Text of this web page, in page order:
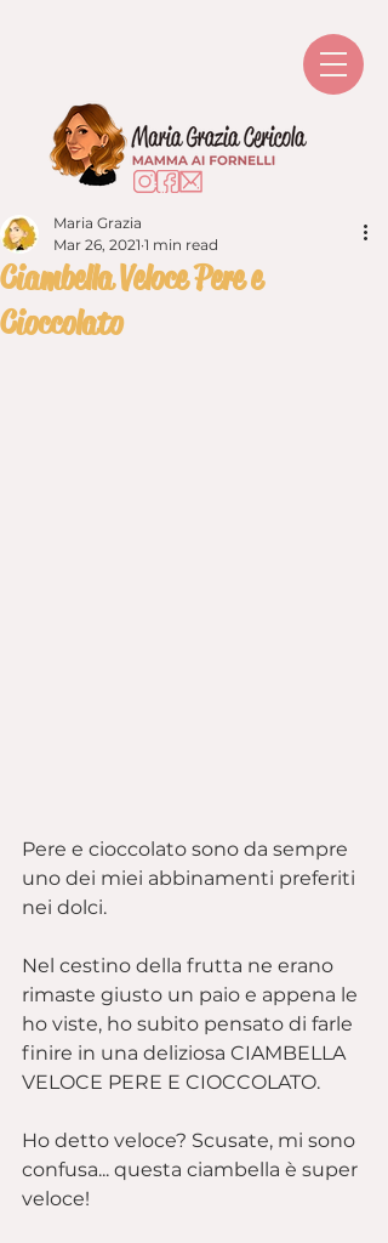
Ciambella Veloce Pere e
Cioccolato
Maria Grazia
Mar 26, 2021 1 min read
Pere e cioccolato sono da sempre
uno dei miei abbinamenti preferiti
nei dolci.
Nel cestino della frutta ne erano
rimaste giusto un paio e appena le
ho viste, ho subito pensato di farle
finire in una deliziosa CIAMBELLA
VELOCE PERE E CIOCCOLATO.
Ho detto veloce? Scusate, mi sono
confusa... questa ciambella è super
veloce!